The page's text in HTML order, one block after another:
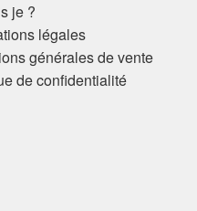
je ?
légales
générales de vente
de confidentialité